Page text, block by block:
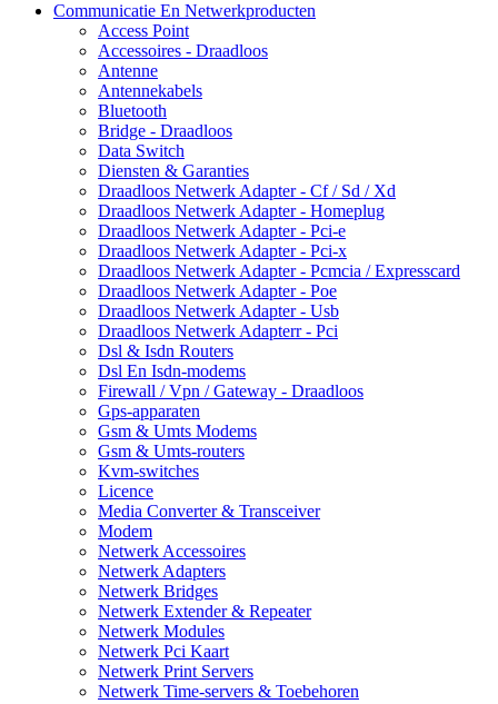
Communicatie En Netwerkproducten
Access Point
Accessoires - Draadloos
Antenne
Antennekabels
Bluetooth
Bridge - Draadloos
Data Switch
Diensten & Garanties
Draadloos Netwerk Adapter - Cf / Sd / Xd
Draadloos Netwerk Adapter - Homeplug
Draadloos Netwerk Adapter - Pci-e
Draadloos Netwerk Adapter - Pci-x
Draadloos Netwerk Adapter - Pcmcia / Expresscard
Draadloos Netwerk Adapter - Poe
Draadloos Netwerk Adapter - Usb
Draadloos Netwerk Adapterr - Pci
Dsl & Isdn Routers
Dsl En Isdn-modems
Firewall / Vpn / Gateway - Draadloos
Gps-apparaten
Gsm & Umts Modems
Gsm & Umts-routers
Kvm-switches
Licence
Media Converter & Transceiver
Modem
Netwerk Accessoires
Netwerk Adapters
Netwerk Bridges
Netwerk Extender & Repeater
Netwerk Modules
Netwerk Pci Kaart
Netwerk Print Servers
Netwerk Time-servers & Toebehoren